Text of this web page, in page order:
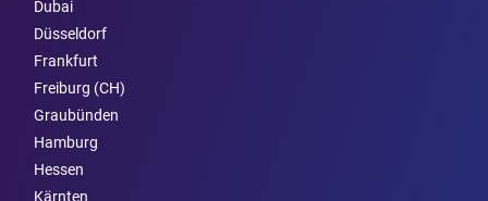
Dubai
Düsseldorf
Frankfurt
Freiburg (CH)
Graubünden
Hamburg
Hessen
Kärnten